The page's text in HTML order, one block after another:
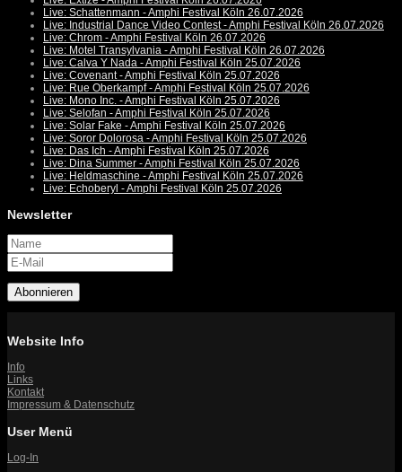
Live: Schattenmann - Amphi Festival Köln 26.07.2026
Live: Industrial Dance Video Contest - Amphi Festival Köln 26.07.2026
Live: Chrom - Amphi Festival Köln 26.07.2026
Live: Motel Transylvania - Amphi Festival Köln 26.07.2026
Live: Calva Y Nada - Amphi Festival Köln 25.07.2026
Live: Covenant - Amphi Festival Köln 25.07.2026
Live: Rue Oberkampf - Amphi Festival Köln 25.07.2026
Live: Mono Inc. - Amphi Festival Köln 25.07.2026
Live: Selofan - Amphi Festival Köln 25.07.2026
Live: Solar Fake - Amphi Festival Köln 25.07.2026
Live: Soror Dolorosa - Amphi Festival Köln 25.07.2026
Live: Das Ich - Amphi Festival Köln 25.07.2026
Live: Dina Summer - Amphi Festival Köln 25.07.2026
Live: Heldmaschine - Amphi Festival Köln 25.07.2026
Live: Echoberyl - Amphi Festival Köln 25.07.2026
Newsletter
Abonnieren
Website Info
Info
Links
Kontakt
Impressum & Datenschutz
User Menü
Log-In